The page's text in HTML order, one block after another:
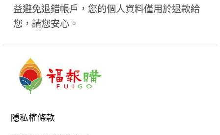
益避免退錯帳戶，您的個人資料僅用於退款給
您，請您安心。
隱私權條款